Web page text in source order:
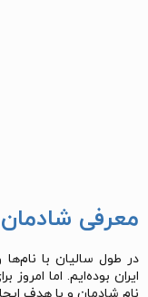
معرفی شادمان
در طول سالیان با
ایران بوده‌ایم. اما
نام شادمان و با هدف